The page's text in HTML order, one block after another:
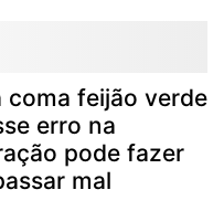
coma feijão verde
erro na
pode fazer
mal